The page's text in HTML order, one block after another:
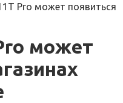
Pro может появиться
может